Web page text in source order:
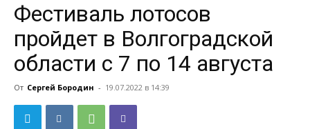
Фестиваль лотосов
пройдет в Волгоградской
области с 7 по 14 августа
От Сергей Бородин - 19.07.2022 в 14:39